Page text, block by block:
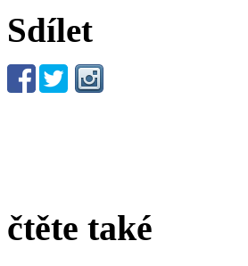
Sdílet
čtěte také